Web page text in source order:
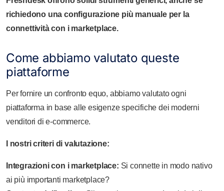
richiedono una configurazione più manuale per la
connettività con i marketplace.
Come abbiamo valutato queste
piattaforme
Per fornire un confronto equo, abbiamo valutato ogni
piattaforma in base alle esigenze specifiche dei moderni
venditori di e-commerce.
I nostri criteri di valutazione:
Integrazioni con i marketplace: Si connette in modo nativo
ai più importanti marketplace?